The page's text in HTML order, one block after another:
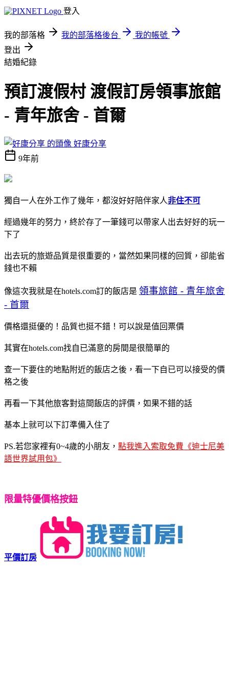
登入
我的部落格 我的部落格後台
我的帳號
登出
結婚紀錄
預訂渡假村 渡假訂房領事旅館
- 青年旅舍 - 首爾
好康分享
9年前
獨自一人在外工作了幾年，都沒好好陪伴家人非住不可
經過幾年的努力，終於存了一筆錢可以帶家人出去好好的玩一
下了
出去玩的旅遊品質是很重要的，當然如果同樣的回質，卻能省
錢也不賴
像這次我就是在hotels.com訂的飯店是 領事旅館 - 青年旅舍
- 首爾
價格還挺優的！品質也挺不錯！可以說是值回票價
其實在hotels.com找自已滿意的房間是很簡單的
查一下要住的地點附近的飯店之後，看一下自已可以接受的價
格之後
再看一下其他旅客對這間飯店的評價，如果不錯的話
基本上就可以下訂準備入住了
PS.若您家裡有0~4歲的小朋友， 點我進入索取免費《迪士尼美
語世界試用包》
限量特優價格按鈕
平價訂房